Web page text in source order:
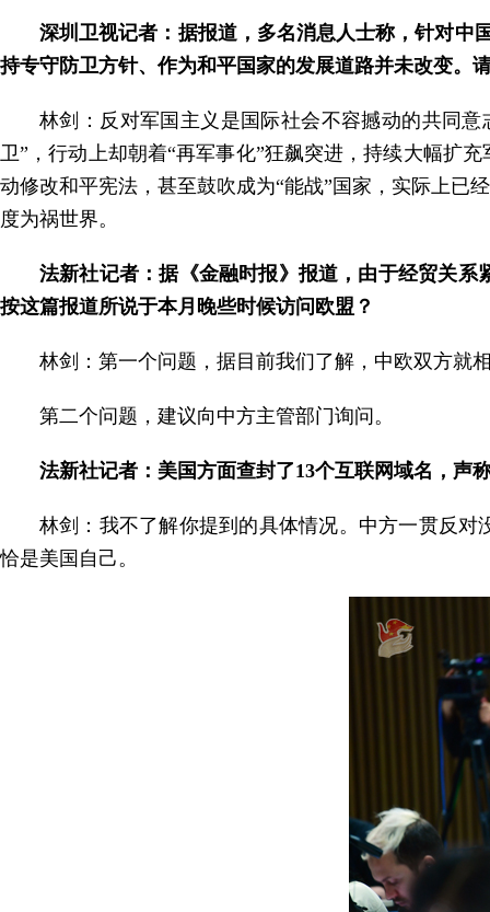
深圳卫视记者：据报道，多名消息人士称，针对中
持专守防卫方针、作为和平国家的发展道路并未改变。
林剑：反对军国主义是国际社会不容撼动的共同
卫”，行动上却朝着“再军事化”狂飙突进，持续大幅扩
动修改和平宪法，甚至鼓吹成为“能战”国家，实际上已
度为祸世界。
法新社记者：据《金融时报》报道，由于经贸关
按这篇报道所说于本月晚些时候访问欧盟？
林剑：第一个问题，据目前我们了解，中欧双方就
第二个问题，建议向中方主管部门询问。
法新社记者：美国方面查封了13个互联网域名，声
林剑：我不了解你提到的具体情况。中方一贯反
恰是美国自己。